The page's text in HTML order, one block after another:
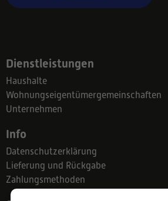
Dienstleistungen
Haushalte
Wohnungseigentümergemeinschaften
Unternehmen
Info
Datenschutzerklärung
Lieferung und Rückgabe
Zahlungsmethoden